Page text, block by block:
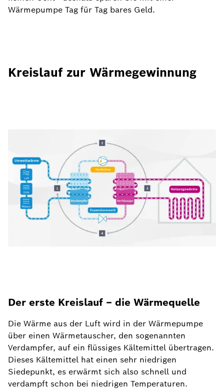
Wärmepumpe Tag für Tag bares Geld.
Kreislauf zur Wärmegewinnung
Der erste Kreislauf – die Wärmequelle
Die Wärme aus der Luft wird in der Wärmepumpe
über einen Wärmetauscher, den sogenannten
Verdampfer, auf ein flüssiges Kältemittel übertragen.
Dieses Kältemittel hat einen sehr niedrigen
Siedepunkt, es erwärmt sich also schnell und
verdampft schon bei niedrigen Temperaturen.